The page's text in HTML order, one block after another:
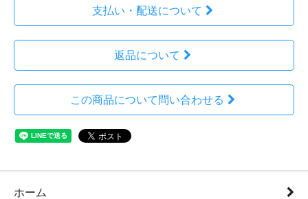
支払い・配送について
返品について
この商品について問い合わせる
ホーム